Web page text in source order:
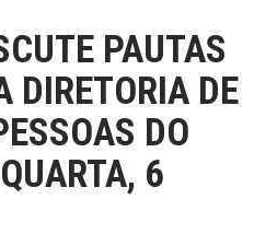
PAUTAS
DIRETORIA DE
DO
6